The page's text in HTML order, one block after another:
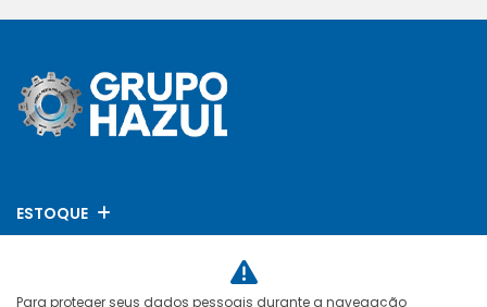
ESTOQUE
Para proteger seus dados pessoais durante a navegação